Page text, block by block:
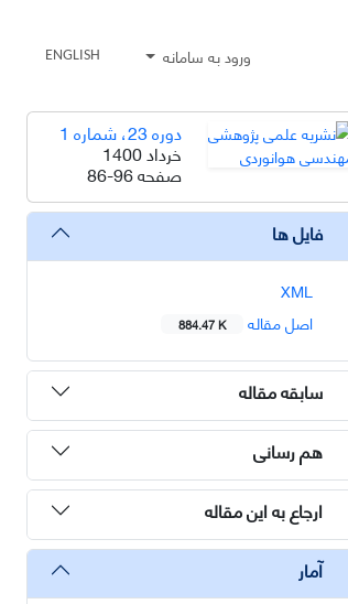
ورود به سامانه ENGLISH
دوره 23، شماره 1
خرداد 1400
صفحه86-96
فایل ها
XML
اصل مقاله
884.47 K
سابقه مقاله
هم رسانی
ارجاع به این مقاله
آمار